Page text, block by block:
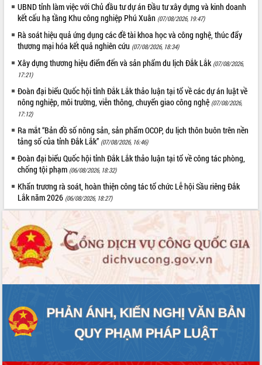
UBND tỉnh làm việc với Chủ đầu tư dự án Đầu tư xây dựng và kinh doanh
kết cấu hạ tầng Khu công nghiệp Phú Xuân (07/08/2026, 19:47)
Rà soát hiệu quả ứng dụng các đề tài khoa học và công nghệ, thúc đẩy
thương mại hóa kết quả nghiên cứu (07/08/2026, 18:34)
Xây dựng thương hiệu điểm đến và sản phẩm du lịch Đắk Lắk (07/08/2026,
17:21)
Đoàn đại biểu Quốc hội tỉnh Đắk Lắk thảo luận tại tổ về các dự án luật về
nông nghiệp, môi trường, viễn thông, chuyển giao công nghệ (07/08/2026,
17:12)
Ra mắt “Bản đồ số nông sản, sản phẩm OCOP, du lịch thôn buôn trên nền
tảng số của tỉnh Đắk Lắk” (07/08/2026, 16:46)
Đoàn đại biểu Quốc hội tỉnh Đắk Lắk thảo luận tại tổ về công tác phòng,
chống tội phạm (06/08/2026, 18:32)
Khẩn trương rà soát, hoàn thiện công tác tổ chức Lễ hội Sầu riêng Đắk
Lắk năm 2026 (06/08/2026, 18:27)